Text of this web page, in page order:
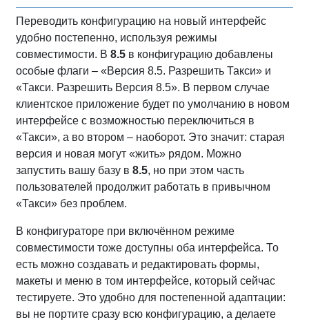
Переводить конфигурацию на новый интерфейс
удобно постепенно, используя режимы
совместимости. В 8.5 в конфигурацию добавлены
особые флаги – «Версия 8.5. Разрешить Такси» и
«Такси. Разрешить Версия 8.5». В первом случае
клиентское приложение будет по умолчанию в новом
интерфейсе с возможностью переключиться в
«Такси», а во втором – наоборот. Это значит: старая
версия и новая могут «жить» рядом. Можно
запустить вашу базу в 8.5, но при этом часть
пользователей продолжит работать в привычном
«Такси» без проблем.
В конфигураторе при включённом режиме
совместимости тоже доступны оба интерфейса. То
есть можно создавать и редактировать формы,
макеты и меню в том интерфейсе, который сейчас
тестируете. Это удобно для постепенной адаптации:
вы не портите сразу всю конфигурацию, а делаете